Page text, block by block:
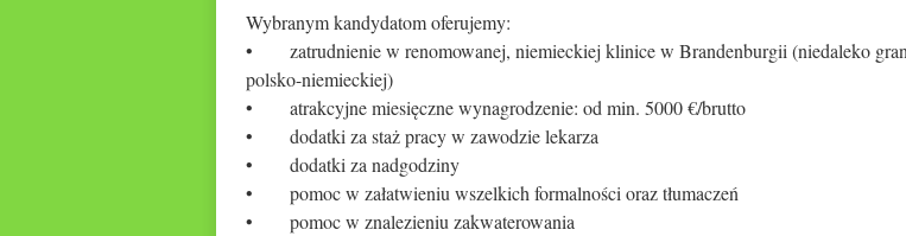
Wybranym kandydatom oferujemy:
• zatrudnienie w renomowanej, niemieckiej klinice w Brandenburgii (niedaleko
polsko-niemieckiej)
• atrakcyjne miesięczne wynagrodzenie: od min. 5000 €/brutto
• dodatki za staż pracy w zawodzie lekarza
• dodatki za nadgodziny
• pomoc w załatwieniu wszelkich formalności oraz tłumaczeń
• pomoc w znalezieniu zakwaterowania